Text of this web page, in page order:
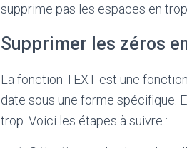
supprime pas les espaces en trop.
Supprimer les zéros
La fonction TEXT est une
date sous une forme spécifique.
trop. Voici les étapes à suivre :